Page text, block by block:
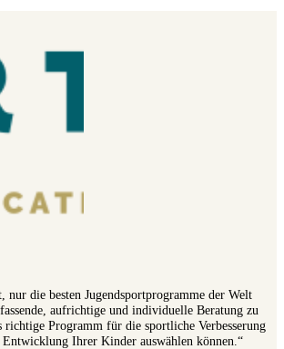
nur die besten Jugendsportprogramme der Welt
aufrichtige und individuelle Beratung zu
richtige Programm für die sportliche Verbesserung
Entwicklung Ihrer Kinder auswählen können.“